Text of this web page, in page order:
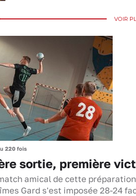
VOIR
220 fois
sortie, première
amical de cette préparation
Gard s'est imposée 28-24